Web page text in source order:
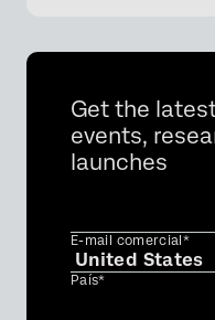
Get the
events,
launches
E-mail comercial*
País*